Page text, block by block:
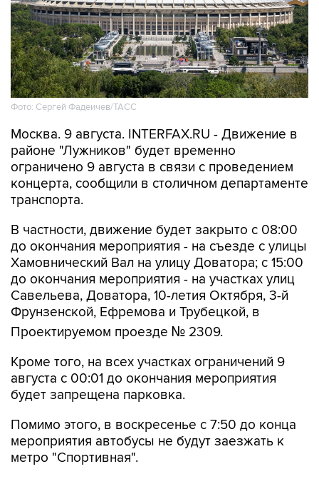
Фото: Сергей Фадеичев/ТАСС
Москва. 9 августа. INTERFAX.RU - Движение в
районе "Лужников" будет временно
ограничено 9 августа в связи с проведением
концерта, сообщили в столичном департаменте
транспорта.
В частности, движение будет закрыто с 08:00
до окончания мероприятия - на съезде с улицы
Хамовнический Вал на улицу Доватора; с 15:00
до окончания мероприятия - на участках улиц
Савельева, Доватора, 10-летия Октября, 3-й
Фрунзенской, Ефремова и Трубецкой, в
Проектируемом проезде № 2309.
Кроме того, на всех участках ограничений 9
августа с 00:01 до окончания мероприятия
будет запрещена парковка.
Помимо этого, в воскресенье с 7:50 до конца
мероприятия автобусы не будут заезжать к
метро "Спортивная".